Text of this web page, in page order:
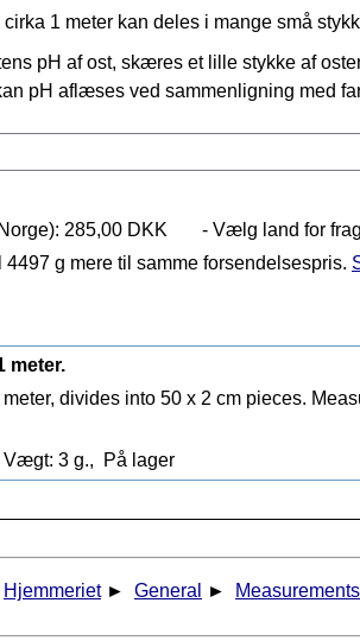
1 meter kan deles i mange små
pH af ost, skæres et lille stykke af
pH aflæses ved sammenligning med
285,00 DKK
- Vælg land for
4497 g mere til samme forsendelsespris.
meter.
divides into 50 x 2 cm pieces.
Vægt: 3 g., På lager
Hjemmeriet ► General ► Measurements